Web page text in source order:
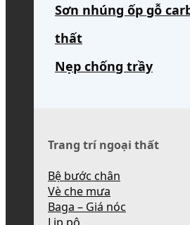
Sơn nhúng ốp gỗ
thất
Nẹp chống trầy
Trang trí ngoại thất
Bệ bước chân
Vè che mưa
Baga – Giá nóc